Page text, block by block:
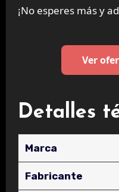
¡No esperes más y
Ver
Detalles
Marca
Fabricante